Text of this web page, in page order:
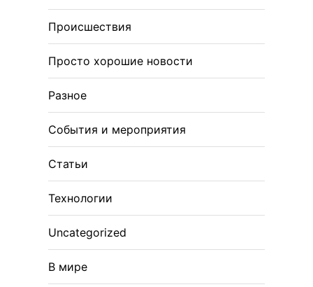
Происшествия
Просто хорошие новости
Разное
События и мероприятия
Статьи
Технологии
Uncategorized
В мире